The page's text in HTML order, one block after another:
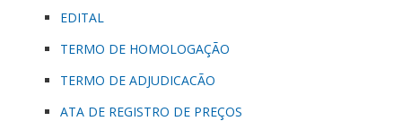
EDITAL
TERMO DE HOMOLOGAÇÃO
TERMO DE ADJUDICACÃO
ATA DE REGISTRO DE PREÇOS